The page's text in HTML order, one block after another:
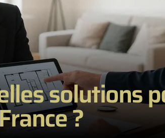
solutions
?